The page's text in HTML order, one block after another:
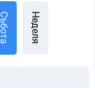
Събота Неделя